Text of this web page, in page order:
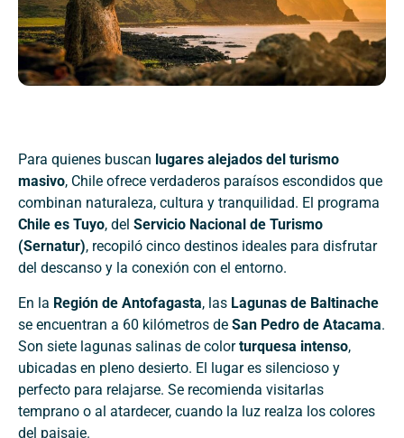
Para quienes buscan lugares alejados del turismo
masivo, Chile ofrece verdaderos paraísos escondidos que
combinan naturaleza, cultura y tranquilidad. El programa
Chile es Tuyo, del Servicio Nacional de Turismo
(Sernatur), recopiló cinco destinos ideales para disfrutar
del descanso y la conexión con el entorno.
En la Región de Antofagasta, las Lagunas de Baltinache
se encuentran a 60 kilómetros de San Pedro de Atacama.
Son siete lagunas salinas de colorturquesa intenso,
ubicadas en pleno desierto. El lugar es silencioso y
perfecto para relajarse. Se recomienda visitarlas
temprano o al atardecer, cuando la luz realza los colores
del paisaje.